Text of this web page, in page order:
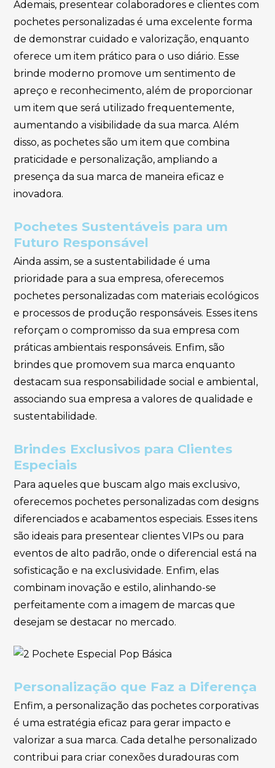
Ademais, presentear colaboradores e clientes com
pochetes personalizadas é uma excelente forma
de demonstrar cuidado e valorização, enquanto
oferece um item prático para o uso diário. Esse
brinde moderno promove um sentimento de
apreço e reconhecimento, além de proporcionar
um item que será utilizado frequentemente,
aumentando a visibilidade da sua marca. Além
disso, as pochetes são um item que combina
praticidade e personalização, ampliando a
presença da sua marca de maneira eficaz e
inovadora.
Pochetes Sustentáveis para um
Futuro Responsável
Ainda assim, se a sustentabilidade é uma
prioridade para a sua empresa, oferecemos
pochetes personalizadas com materiais ecológicos
e processos de produção responsáveis. Esses itens
reforçam o compromisso da sua empresa com
práticas ambientais responsáveis. Enfim, são
brindes que promovem sua marca enquanto
destacam sua responsabilidade social e ambiental,
associando sua empresa a valores de qualidade e
sustentabilidade.
Brindes Exclusivos para Clientes
Especiais
Para aqueles que buscam algo mais exclusivo,
oferecemos pochetes personalizadas com designs
diferenciados e acabamentos especiais. Esses itens
são ideais para presentear clientes VIPs ou para
eventos de alto padrão, onde o diferencial está na
sofisticação e na exclusividade. Enfim, elas
combinam inovação e estilo, alinhando-se
perfeitamente com a imagem de marcas que
desejam se destacar no mercado.
Personalização que Faz a Diferença
Enfim, a personalização das pochetes corporativas
é uma estratégia eficaz para gerar impacto e
valorizar a sua marca. Cada detalhe personalizado
contribui para criar conexões duradouras com